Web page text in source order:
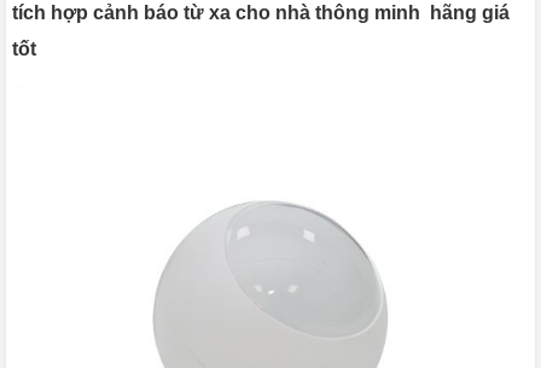
tích hợp cảnh báo từ xa cho nhà thông minh hãng giá
tốt